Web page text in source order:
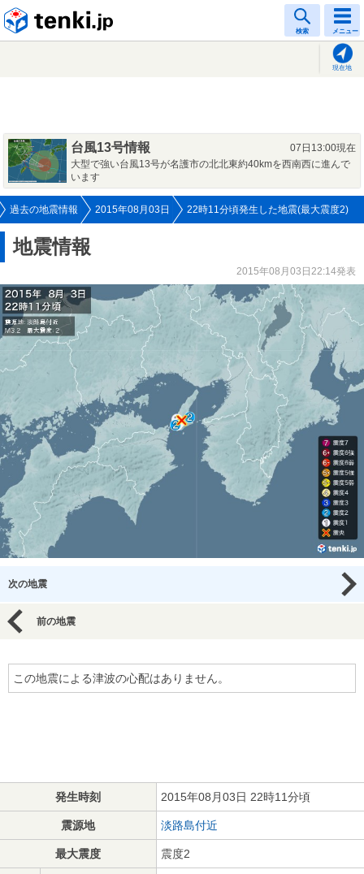
検索 メニュー
現在地
台風13号情報
07日13:00現在
大型で強い台風13号が名護市の北北東約40kmを西南西に進んで
います
過去の地震情報 2015年08月03日 22時11分頃発生した地震(最大震度2)
地震情報
2015年08月03日22:14発表
次の地震
前の地震
この地震による津波の心配はありません。
発生時刻 2015年08月03日 22時11分頃
震源地 淡路島付近
最大震度 震度2